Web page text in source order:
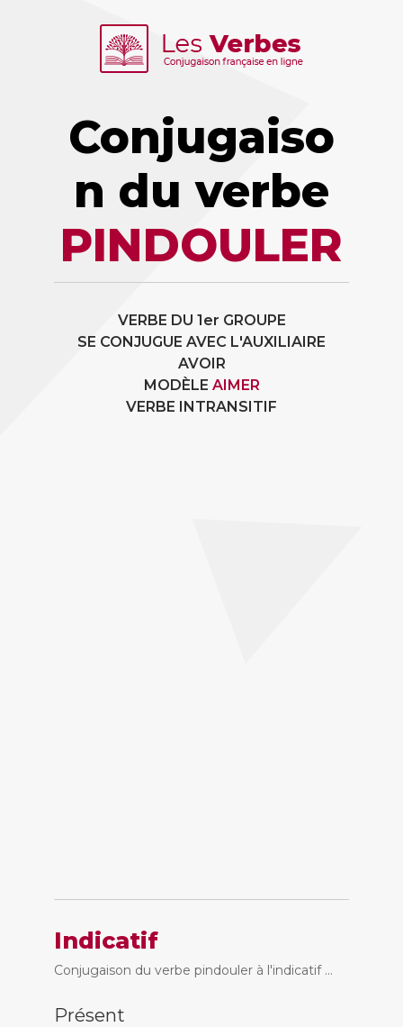
Conjugaiso
n du verbe
PINDOULER
VERBE DU 1er GROUPE
SE CONJUGUE AVEC L'AUXILIAIRE
AVOIR
MODÈLE AIMER
VERBE INTRANSITIF
Indicatif
Conjugaison du verbe pindouler à l'indicatif ...
Présent